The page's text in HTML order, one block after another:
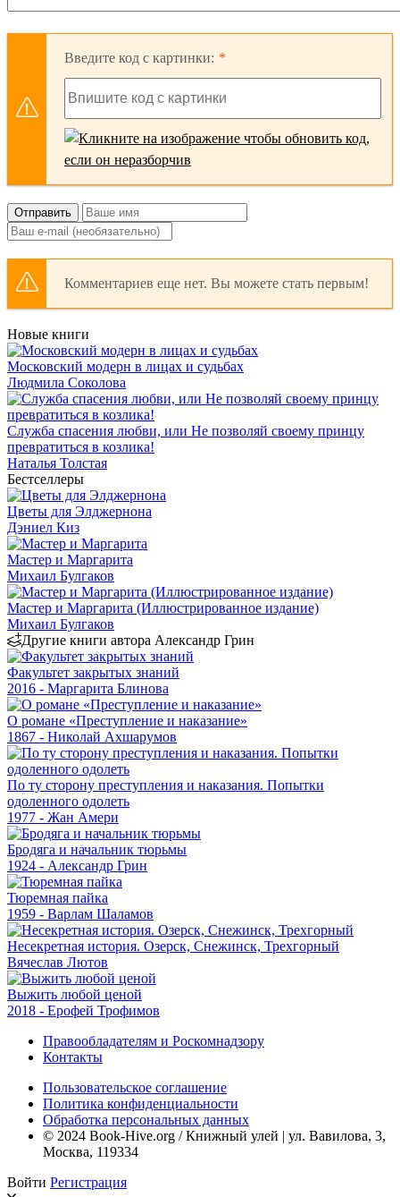
Введите код с картинки:
Отправить
Комментариев еще нет. Вы можете стать первым!
Новые книги
Московский модерн в лицах и судьбах
Людмила Соколова
Служба спасения любви, или Не позволяй своему принцу
превратиться в козлика!
Наталья Толстая
Бестселлеры
Цветы для Элджернона
Дэниел Киз
Мастер и Маргарита
Михаил Булгаков
Мастер и Маргарита (Иллюстрированное издание)
Михаил Булгаков
Другие книги автора Александр Грин
Факультет закрытых знаний
2016 - Маргарита Блинова
О романе «Преступление и наказание»
1867 - Николай Ахшарумов
По ту сторону преступления и наказания. Попытки
одоленного одолеть
1977 - Жан Амери
Бродяга и начальник тюрьмы
1924 - Александр Грин
Тюремная пайка
1959 - Варлам Шаламов
Несекретная история. Озерск, Снежинск, Трехгорный
Вячеслав Лютов
Выжить любой ценой
2018 - Ерофей Трофимов
Правообладателям и Роскомнадзору
Контакты
Пользовательское соглашение
Политика конфиденциальности
Обработка персональных данных
© 2024 Book-Hive.org / Книжный улей | ул. Вавилова, 3,
Москва, 119334
Войти Регистрация